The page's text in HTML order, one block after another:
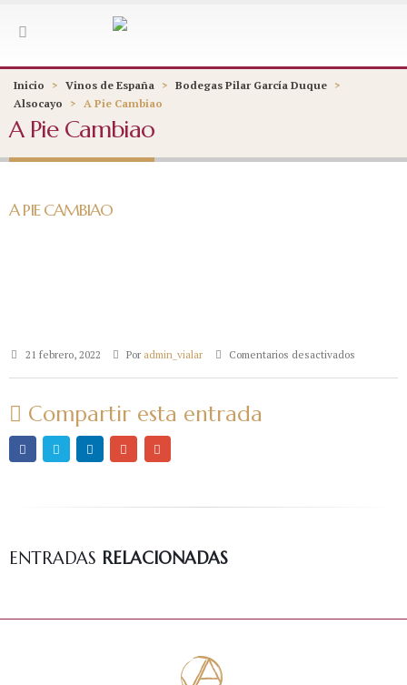
Inicio > Vinos de España > Bodegas Pilar García Duque >
Alsocayo
> A Pie Cambiao
A Pie Cambiao
A PIE CAMBIAO
21 febrero, 2022 Por admin_vialar Comentarios desactivados
Compartir esta entrada
ENTRADAS RELACIONADAS